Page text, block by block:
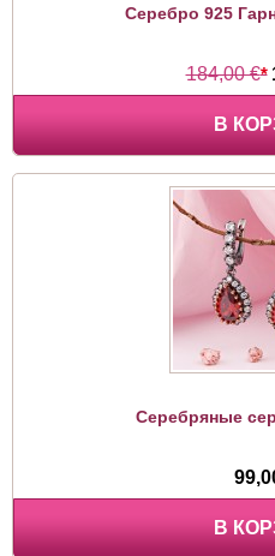
Серебро 925
184,00 €*
В
Серебряные
В